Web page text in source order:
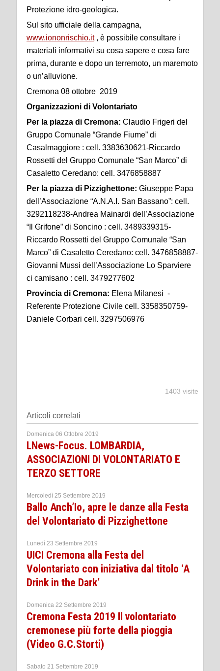
Protezione idro-geologica.
Sul sito ufficiale della campagna,
www.iononrischio.it, è possibile consultare i
materiali informativi su cosa sapere e cosa fare
prima, durante e dopo un terremoto, un maremoto
o un’alluvione.
Cremona 08 ottobre 2019
Organizzazioni di Volontariato
Per la piazza di Cremona: Claudio Frigeri del
Gruppo Comunale “Grande Fiume” di
Casalmaggiore : cell. 3383630621-Riccardo
Rossetti del Gruppo Comunale “San Marco” di
Casaletto Ceredano: cell. 3476858887
Per la piazza di Pizzighettone: Giuseppe Papa
dell’Associazione “A.N.A.I. San Bassano”: cell.
3292118238-Andrea Mainardi dell’Associazione
“Il Grifone” di Soncino : cell. 3489339315-
Riccardo Rossetti del Gruppo Comunale “San
Marco” di Casaletto Ceredano: cell. 3476858887-
Giovanni Mussi dell’Associazione Lo Sparviere
ci camisano : cell. 3479277602
Provincia di Cremona: Elena Milanesi -
Referente Protezione Civile cell. 3358350759-
Daniele Corbari cell. 3297506976
1403 visite
Articoli correlati
Domenica 06 Ottobre 2019
LNews-Focus. LOMBARDIA,
ASSOCIAZIONI DI VOLONTARIATO E
TERZO SETTORE
Mercoledì 25 Settembre 2019
Ballo Anch’Io, apre le danze alla Festa
del Volontariato di Pizzighettone
Lunedì 23 Settembre 2019
UICI Cremona alla Festa del
Volontariato con iniziativa dal titolo ‘A
Drink in the Dark’
Domenica 22 Settembre 2019
Cremona Festa 2019 Il volontariato
cremonese più forte della pioggia
(Video G.C.Storti)
Sabato 21 Settembre 2019